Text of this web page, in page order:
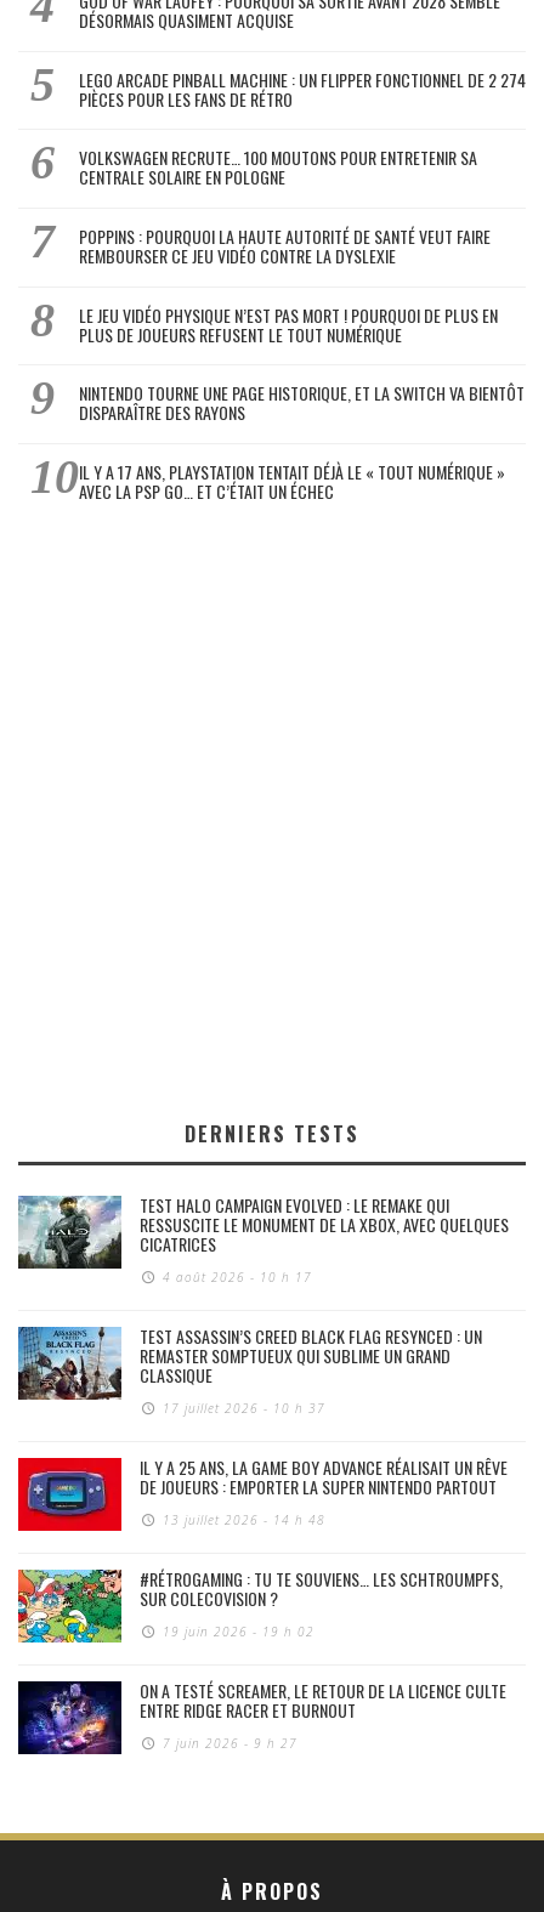
DÉSORMAIS QUASIMENT ACQUISE
LEGO ARCADE PINBALL MACHINE : UN FLIPPER FONCTIONNEL DE 2 274
PIÈCES POUR LES FANS DE RÉTRO
VOLKSWAGEN RECRUTE… 100 MOUTONS POUR ENTRETENIR SA
CENTRALE SOLAIRE EN POLOGNE
POPPINS : POURQUOI LA HAUTE AUTORITÉ DE SANTÉ VEUT FAIRE
REMBOURSER CE JEU VIDÉO CONTRE LA DYSLEXIE
LE JEU VIDÉO PHYSIQUE N’EST PAS MORT ! POURQUOI DE PLUS EN
PLUS DE JOUEURS REFUSENT LE TOUT NUMÉRIQUE
NINTENDO TOURNE UNE PAGE HISTORIQUE, ET LA SWITCH VA BIENTÔT
DISPARAÎTRE DES RAYONS
IL Y A 17 ANS, PLAYSTATION TENTAIT DÉJÀ LE « TOUT NUMÉRIQUE »
AVEC LA PSP GO… ET C’ÉTAIT UN ÉCHEC
DERNIERS TESTS
TEST HALO CAMPAIGN EVOLVED : LE REMAKE QUI
RESSUSCITE LE MONUMENT DE LA XBOX, AVEC QUELQUES
CICATRICES
4 août 2026 - 10 h 17
TEST ASSASSIN’S CREED BLACK FLAG RESYNCED : UN
REMASTER SOMPTUEUX QUI SUBLIME UN GRAND
CLASSIQUE
17 juillet 2026 - 10 h 37
IL Y A 25 ANS, LA GAME BOY ADVANCE RÉALISAIT UN RÊVE
DE JOUEURS : EMPORTER LA SUPER NINTENDO PARTOUT
13 juillet 2026 - 14 h 48
#RÉTROGAMING : TU TE SOUVIENS… LES SCHTROUMPFS,
SUR COLECOVISION ?
19 juin 2026 - 19 h 02
ON A TESTÉ SCREAMER, LE RETOUR DE LA LICENCE CULTE
ENTRE RIDGE RACER ET BURNOUT
7 juin 2026 - 9 h 27
À PROPOS